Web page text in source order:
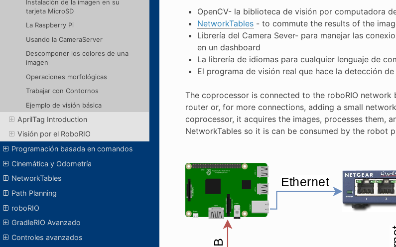
Instalación de la imagen en su
tarjeta MicroSD
La Raspberry Pi
Usando la CameraServer
Descomponer los colores de una
imagen
Operaciones morfológicas
Trabajar con Contornos
Ejemplo de visión básica
AprilTag Introduction
Visión por el RoboRIO
Programación basada en comandos
Cinemática y Odometría
NetworkTables
Path Planning
roboRIO
GradleRIO Avanzado
Controles avanzados
OpenCV- la biblioteca de visión por computadora
NetworkTables- to commute the results of the
Librería del Camera Sever- para manejar las
en un dashboard
La librería de idiomas para cualquier lenguaje de
El programa de visión real que hace la detección
The coprocessor is connected to the roboRIO
router or, for more connections, adding a small
coprocessor, it acquires the images, processes them,
NetworkTables so it is can be consumed by the robot